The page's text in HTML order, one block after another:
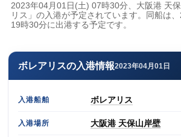
2023年04月01日(土) 07時30分、大阪港 天
リス」の入港が予定されています。同船は
19時30分に出港する予定です。
ボレアリスの入港情報2023年04月01日
入港船舶 ボレアリス
入港場所 大阪港 天保山岸壁
ログイン状態を保持
新規登録 パスワードを忘れた方